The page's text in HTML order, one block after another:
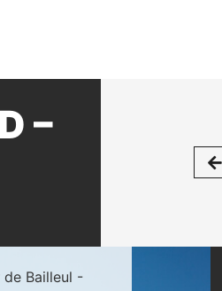
–
Bailleul -